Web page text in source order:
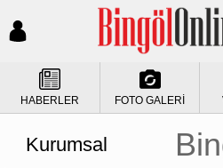
HABERLER FOTO GALERİ
Kurumsal